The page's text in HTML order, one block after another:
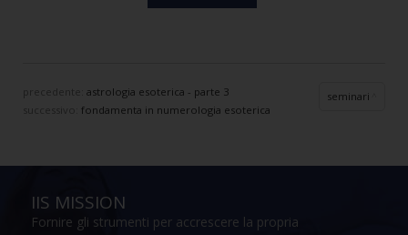
precedente: astrologia esoterica - parte 3
fondamenta in numerologia esoterica
seminari
IIS MISSION
Fornire gli strumenti per accrescere la propria